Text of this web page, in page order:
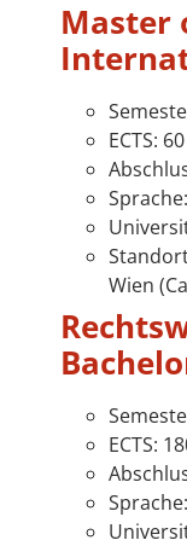
Master
ECTS: 60
Wien
ECTS: